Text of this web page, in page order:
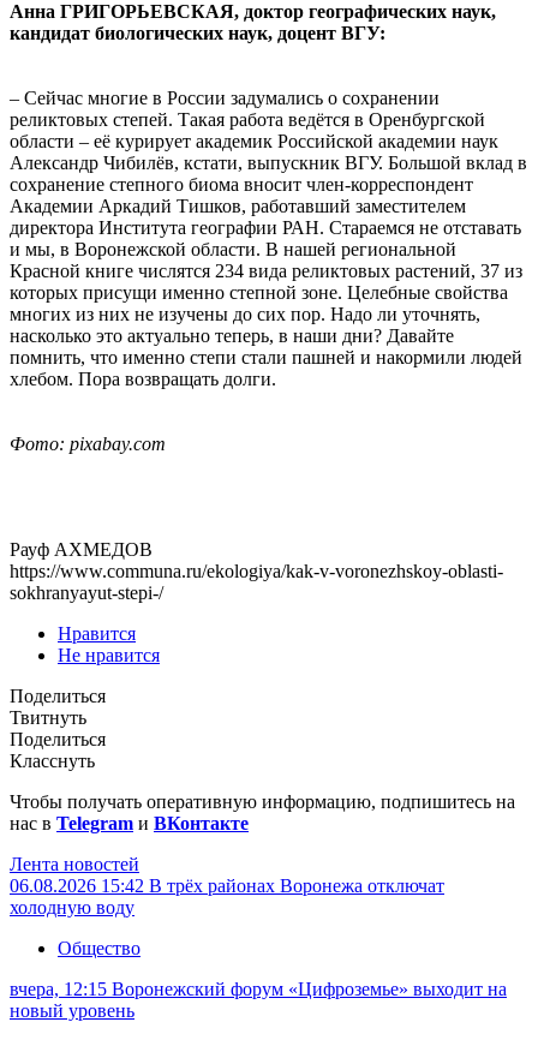
Анна ГРИГОРЬЕВСКАЯ, доктор географических наук,
кандидат биологических наук, доцент ВГУ:
­– Сейчас многие в России задумались о сохранении
реликтовых степей. Такая работа ведётся в Оренбургской
области – её курирует академик Российской академии наук
Александр Чибилёв, кстати, выпускник ВГУ. Большой вклад в
сохранение степного биома вносит член-корреспондент
Академии Аркадий Тишков, работавший заместителем
директора Института географии РАН. Стараемся не отставать
и мы, в Воронежской области. В нашей региональной
Красной книге числятся 234 вида реликтовых растений, 37 из
которых присущи именно степной зоне. Целебные свойства
многих из них не изучены до сих пор. Надо ли уточнять,
насколько это актуально теперь, в наши дни? Давайте
помнить, что именно степи стали пашней и накормили людей
хлебом. Пора возвращать долги.
Фото: pixabay.com
Рауф АХМЕДОВ
https://www.communa.ru/ekologiya/kak-v-voronezhskoy-oblasti-
sokhranyayut-stepi-/
Нравится
Не нравится
Поделиться
Твитнуть
Поделиться
Класснуть
Чтобы получать оперативную информацию, подпишитесь на
нас в Telegram и ВКонтакте
Лента новостей
06.08.2026 15:42 В трёх районах Воронежа отключат
холодную воду
Общество
вчера, 12:15 Воронежский форум «Цифроземье» выходит на
новый уровень